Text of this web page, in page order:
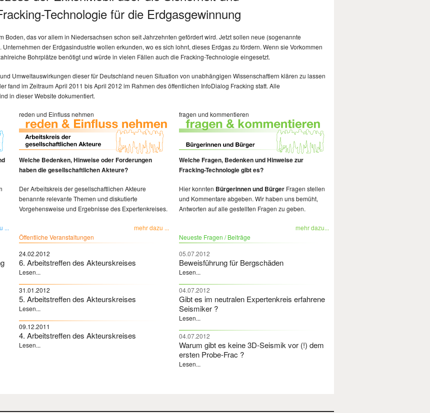
Technologie für die Erdgasgewinnung
Boden, das vor allem in Niedersachsen schon seit Jahrzehnten gefördert wird. Jetzt sollen neue (sogenannte
der Erdgasindustrie wollen erkunden, wo es sich lohnt, dieses Erdgas zu fördern. Wenn sie Vorkommen
Bohrplätze benötigt und würde in vielen Fällen auch die Fracking-Technologie eingesetzt.
Umweltauswirkungen dieser für Deutschland neuen Situation von unabhängigen Wissenschaftlern klären zu lassen
fand im Zeitraum April 2011 bis April 2012 im Rahmen des öffentlichen InfoDialog Fracking statt. Alle
in dieser Website dokumentiert.
...
reden und Einfluss nehmen
Welche Bedenken, Hinweise oder Forderungen
haben die gesellschaftlichen Akteure?
Der Arbeitskreis der gesellschaftlichen Akteure
benannte relevante Themen und diskutierte
Vorgehensweise und Ergebnisse des Expertenkreises.
mehr dazu ...
fragen und kommentieren
Welche Fragen, Bedenken und Hinweise zur
Fracking-Technologie gibt es?
Hier konnten Bürgerinnen und Bürger Fragen stellen
und Kommentare abgeben. Wir haben uns bemüht,
Antworten auf alle gestellten Fragen zu geben.
mehr dazu...
Öffentliche Veranstaltungen
24.02.2012
6. Arbeitstreffen des Akteurskreises
Lesen...
31.01.2012
5. Arbeitstreffen des Akteurskreises
Lesen...
09.12.2011
4. Arbeitstreffen des Akteurskreises
Lesen...
Neueste Fragen / Beiträge
05.07.2012
Beweisführung für Bergschäden
Lesen...
04.07.2012
Gibt es im neutralen Expertenkreis erfahrene
Seismiker ?
Lesen...
04.07.2012
Warum gibt es keine 3D-Seismik vor (!) dem
ersten Probe-Frac ?
Lesen...